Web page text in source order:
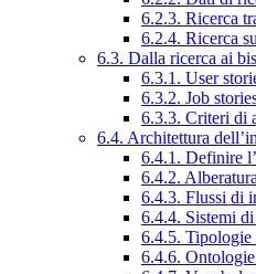
6.2.3. Ricerca
6.2.4. Ricerca
6.3. Dalla ricerca ai
6.3.1. User
6.3.2. Job
6.3.3. Criteri di
6.4. Architettura
6.4.1. Definire
6.4.2. Alberatura
6.4.3. Flussi di
6.4.4. Sistemi
6.4.5. Tipologie
6.4.6. Ontologie